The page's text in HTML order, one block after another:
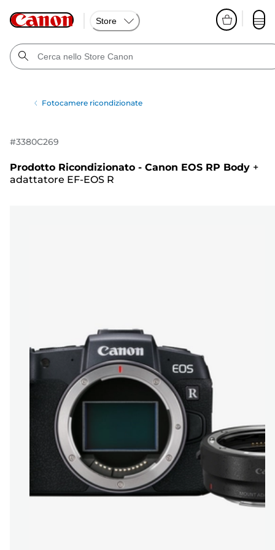
Store
Fotocamere ricondizionate
#3380C269
Prodotto Ricondizionato - Canon EOS RP Body +
adattatore EF-EOS R